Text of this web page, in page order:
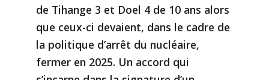
de Tihange 3 et Doel 4 de 10 ans alors
que ceux-ci devaient, dans le cadre de
la politique d’arrêt du nucléaire,
fermer en 2025. Un accord qui